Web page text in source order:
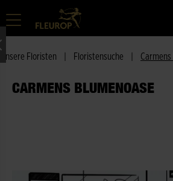
Unsere Floristen Floristensuche
CARMENS BLUMENOASE